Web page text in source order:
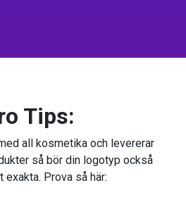
Tips:
all kosmetika och levererar
så bör din logotyp också
exakta. Prova så här: